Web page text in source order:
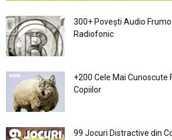
300+ Povești Audio
Radiofonic
+200 Cele Mai Cunoscute
Copiilor
99 Jocuri Distractive din